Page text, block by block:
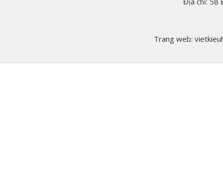
Trang web: